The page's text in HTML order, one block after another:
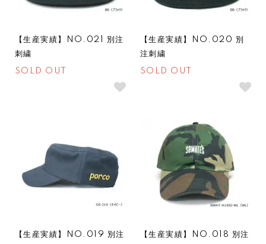
【生産実績】NO.021 別注
刺繍
SOLD OUT
【生産実績】NO.020 別
注刺繍
SOLD OUT
【生産実績】NO.019 別注
【生産実績】NO.018 別注